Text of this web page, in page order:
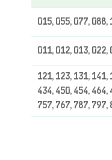
015, 055, 077, 088,
011, 012, 013, 022,
121, 123, 131, 141,
434, 450, 454, 464,
757, 767, 787, 797,